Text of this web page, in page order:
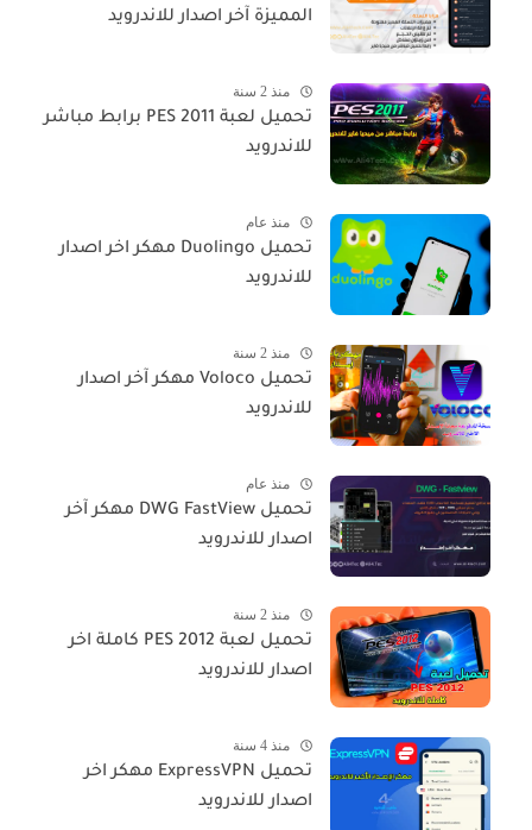
المميزة آخر اصدار للاندرويد
منذ 2 سنة
تحميل لعبة PES 2011 برابط مباشر
للاندرويد
منذ عام
تحميل Duolingo مهكر اخر اصدار
للاندرويد
منذ 2 سنة
تحميل Voloco مهكر آخر اصدار
للاندرويد
منذ عام
تحميل DWG FastView مهكر آخر
اصدار للاندرويد
منذ 2 سنة
تحميل لعبة PES 2012 كاملة اخر
اصدار للاندرويد
منذ 4 سنة
تحميل ExpressVPN مهكر اخر
اصدار للاندرويد